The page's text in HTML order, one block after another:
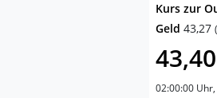
Kurs zur
Geld 43,27 (
43,40
02:00:00 Uhr,